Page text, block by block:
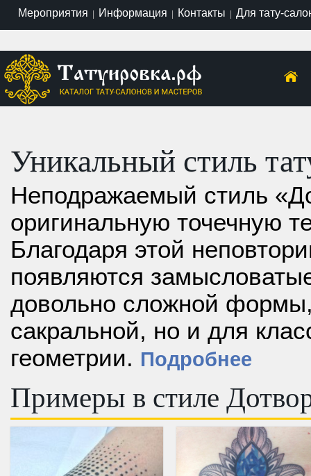
Мероприятия | Информация | Контакты | Для тату-
Уникальный стиль
Неподражаемый стиль
оригинальную точечную
Благодаря этой
появляются
довольно сложной
сакральной, но и для
геометрии. Подробнее
Примеры в стиле